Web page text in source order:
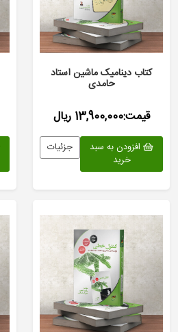
کتاب دینامیک ماشین استاد
حامدی
قیمت:13,900,000 ریال
افزودن به سبد
خرید
جزئیات